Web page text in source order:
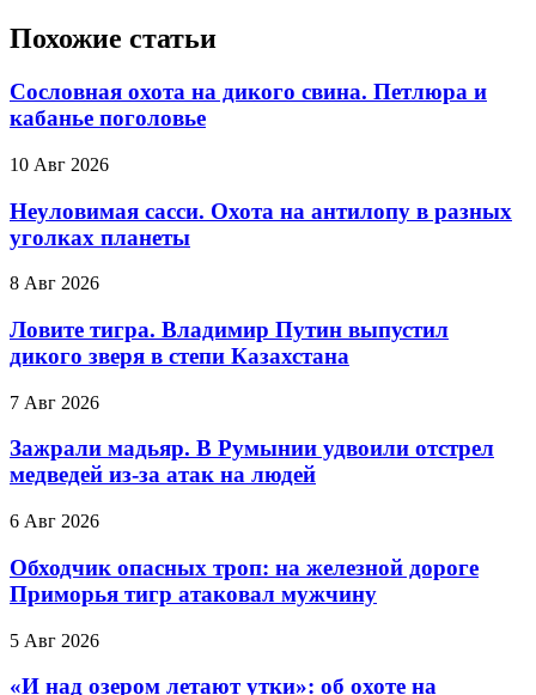
Похожие статьи
Сословная охота на дикого свина. Петлюра и
кабанье поголовье
10 Авг 2026
Неуловимая сасси. Охота на антилопу в разных
уголках планеты
8 Авг 2026
Ловите тигра. Владимир Путин выпустил
дикого зверя в степи Казахстана
7 Авг 2026
Зажрали мадьяр. В Румынии удвоили отстрел
медведей из-за атак на людей
6 Авг 2026
Обходчик опасных троп: на железной дороге
Приморья тигр атаковал мужчину
5 Авг 2026
«И над озером летают утки»: об охоте на